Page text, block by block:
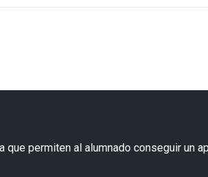
permiten al alumnado conseguir un